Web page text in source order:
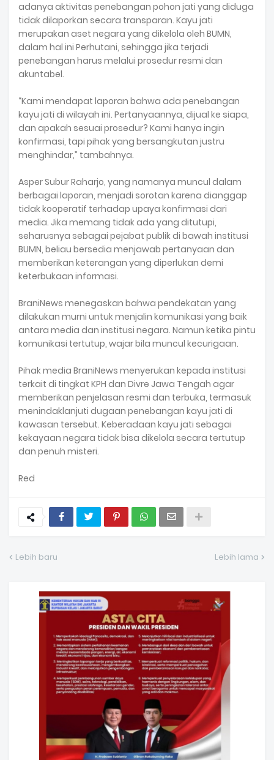
adanya aktivitas penebangan pohon jati yang diduga
tidak dilaporkan secara transparan. Kayu jati
merupakan aset negara yang dikelola oleh BUMN,
dalam hal ini Perhutani, sehingga jika terjadi
penebangan harus melalui prosedur resmi dan
akuntabel.
“Kami mendapat laporan bahwa ada penebangan
kayu jati di wilayah ini. Pertanyaannya, dijual ke siapa,
dan apakah sesuai prosedur? Kami hanya ingin
konfirmasi, tapi pihak yang bersangkutan justru
menghindar,” tambahnya.
Asper Subur Raharjo, yang namanya muncul dalam
berbagai laporan, menjadi sorotan karena dianggap
tidak kooperatif terhadap upaya konfirmasi dari
media. Jika memang tidak ada yang ditutupi,
seharusnya sebagai pejabat publik di bawah institusi
BUMN, beliau bersedia menjawab pertanyaan dan
memberikan keterangan yang diperlukan demi
keterbukaan informasi.
BraniNews menegaskan bahwa pendekatan yang
dilakukan murni untuk menjalin komunikasi yang baik
antara media dan institusi negara. Namun ketika pintu
komunikasi tertutup, wajar bila muncul kecurigaan.
Pihak media BraniNews menyerukan kepada institusi
terkait di tingkat KPH dan Divre Jawa Tengah agar
memberikan penjelasan resmi dan terbuka, termasuk
menindaklanjuti dugaan penebangan kayu jati di
kawasan tersebut. Keberadaan kayu jati sebagai
kekayaan negara tidak bisa dikelola secara tertutup
dan penuh misteri.
Red
Lebih baru Lebih lama